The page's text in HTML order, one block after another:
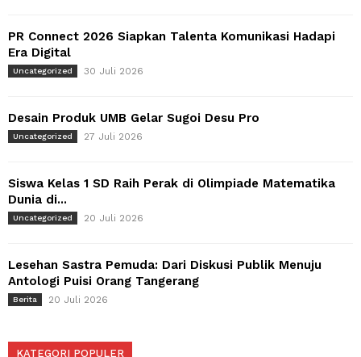
PR Connect 2026 Siapkan Talenta Komunikasi Hadapi
Era Digital
Uncategorized 30 Juli 2026
Desain Produk UMB Gelar Sugoi Desu Pro
Uncategorized 27 Juli 2026
Siswa Kelas 1 SD Raih Perak di Olimpiade Matematika
Dunia di...
Uncategorized 20 Juli 2026
Lesehan Sastra Pemuda: Dari Diskusi Publik Menuju
Antologi Puisi Orang Tangerang
Berita 20 Juli 2026
KATEGORI POPULER